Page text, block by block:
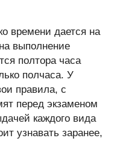
времени дается на
выполнение
полтора часа
полчаса. У
правила, с
перед экзаменом
каждого вида
узнавать заранее,